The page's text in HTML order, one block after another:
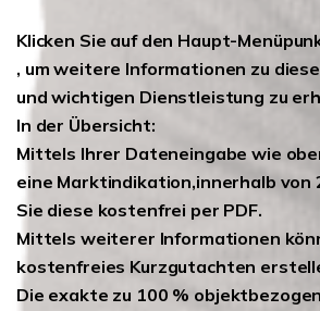
Klicken Sie auf den Haupt-
, um weitere Informationen zu
und wichtigen Dienstleistung zu
In der Übersicht:
Mittels Ihrer Dateneingabe wie
eine Marktindikation,innerhalb von
Sie diese kostenfrei per PDF.
Mittels weiterer Informationen
kostenfreies Kurzgutachten
Die exakte zu 100 %